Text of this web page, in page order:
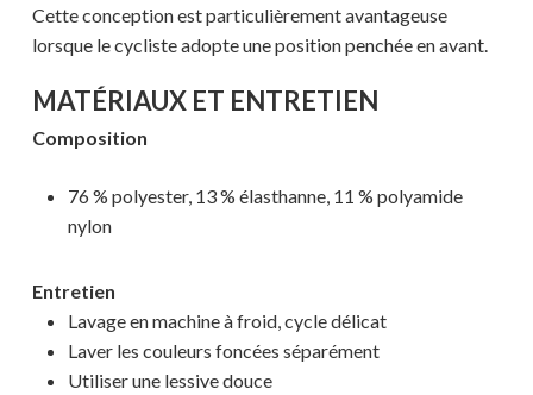
Votre panier est vide.
MAGASINER EN LIGNE
Cette conception est particulièrement avantageuse
lorsque le cycliste adopte une position penchée en avant.
MATÉRIAUX ET ENTRETIEN
Composition
76 % polyester, 13 % élasthanne, 11 % polyamide
nylon
Entretien
Lavage en machine à froid, cycle délicat
Laver les couleurs foncées séparément
Utiliser une lessive douce